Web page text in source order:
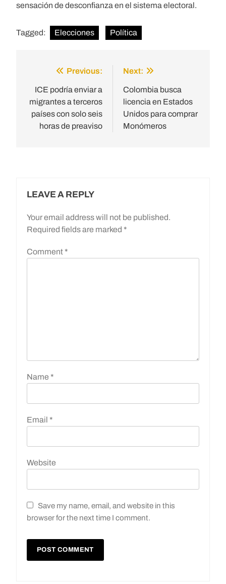
sensación de desconfianza en el sistema electoral.
Tagged: Elecciones Política
navigation
Previous:
ICE podría enviar a
migrantes a terceros
países con solo seis
horas de preaviso
Next:
Colombia busca
licencia en Estados
Unidos para comprar
Monómeros
LEAVE A REPLY
Your email address will not be published.
Required fields are marked *
Comment *
Name *
Email *
Website
Save my name, email, and website in this
browser for the next time I comment.